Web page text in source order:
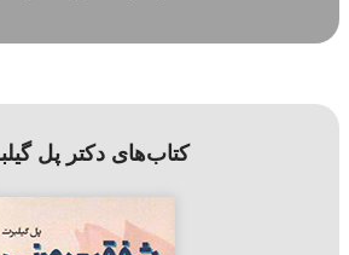
کتاب‌های دکتر پل گیلبرت